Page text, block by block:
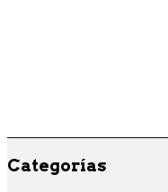
Categorías